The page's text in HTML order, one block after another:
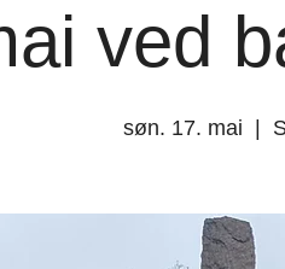
ved
søn. 17. mai